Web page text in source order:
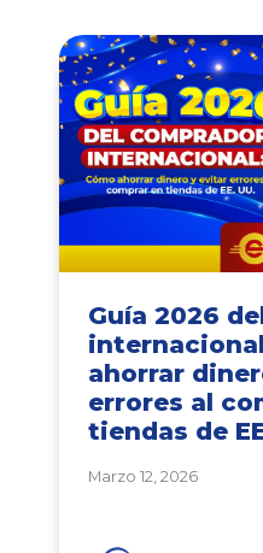
Guía 2026
ahorrar
errores al
tiendas de
Marzo 12, 2026